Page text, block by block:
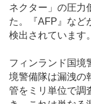
ネクター」の圧力
た。『AFP』など
検出されています。
フィンランド国境
境警備隊は漏洩の
管をミリ単位で調